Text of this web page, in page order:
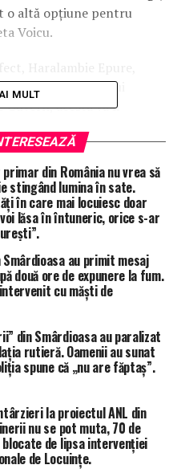
o altă opțiune pentru
Voicu.
al municipiului
Guvern, acesta va fi
alegerilor în județul
responsabilitate.
EPURE
Bogdana, susținere
Toată comuna vrea
Dreptei în Teleorman!
adresa
MULT
din România nu vrea să
stingând lumina în sate.
în care mai locuiesc doar
lăsa în întuneric, orice s-ar
au primit mesaj
două ore de expunere la fum.
cu măști de
din Smârdioasa au paralizat
rutieră. Oamenii au sunat
spune că „nu are făptaș”.
la proiectul ANL din
nu se pot muta, 70 de
de lipsa intervenției
de Locuințe.